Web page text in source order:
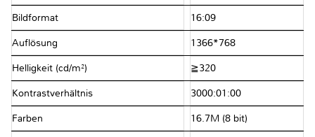
Bildformat 16:09
Auflösung 1366*768
Helligkeit (cd/m²) ≧320
Kontrastverhältnis 3000:01:00
Farben 16.7M (8 bit)